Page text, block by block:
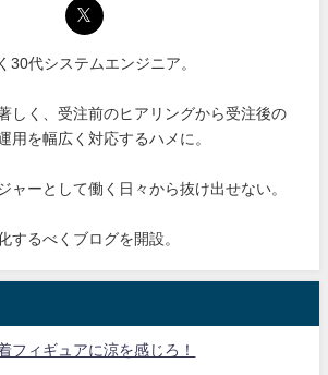
30代システムエンジニア。
しく、受注前のヒアリングから受注後の
用を幅広く対応するハメに。
ャーとして働く日々から抜け出せない。
するべくブログを開設。
フィギュアに涼を感じろ！